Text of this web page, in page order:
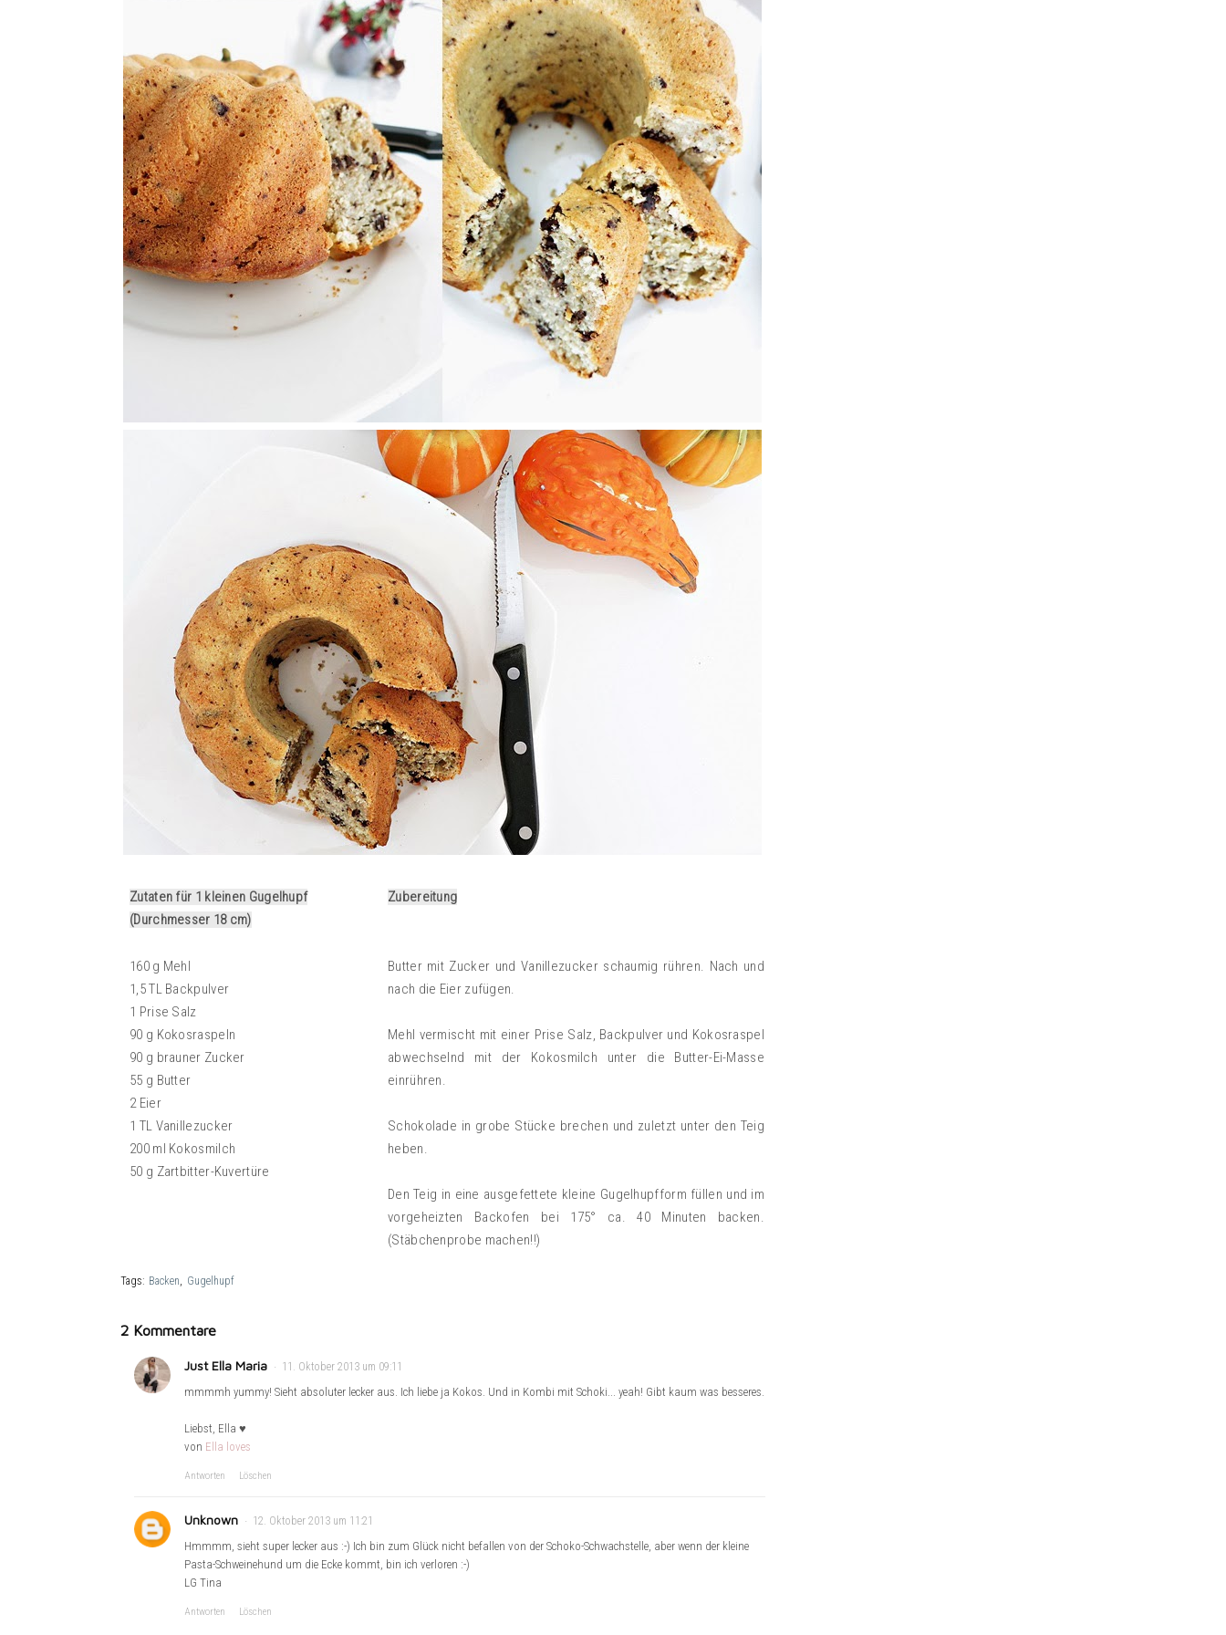
Zutaten für 1 kleinen Gugelhupf
(Durchmesser 18 cm)
Zubereitung
160 g Mehl
1,5 TL Backpulver
1 Prise Salz
90 g Kokosraspeln
90 g brauner Zucker
55 g Butter
2 Eier
1 TL Vanillezucker
200 ml Kokosmilch
50 g Zartbitter-Kuvertüre
Butter mit Zucker und Vanillezucker schaumig rühren. Nach und
nach die Eier zufügen.
Mehl vermischt mit einer Prise Salz, Backpulver und Kokosraspel
abwechselnd mit der Kokosmilch unter die Butter-Ei-Masse
einrühren.
Schokolade in grobe Stücke brechen und zuletzt unter den Teig
heben.
Den Teig in eine ausgefettete kleine Gugelhupfform füllen und im
vorgeheizten Backofen bei 175° ca. 40 Minuten backen.
(Stäbchenprobe machen!!)
Tags: Backen Gugelhupf
2 Kommentare
Just Ella Maria 11. Oktober 2013 um 09:11
mmmmh yummy! Sieht absoluter lecker aus. Ich liebe ja Kokos. Und in Kombi mit Schoki... yeah! Gibt kaum was besseres.
Liebst, Ella ♥
von Ella loves
Antworten Löschen
Unknown 12. Oktober 2013 um 11:21
Hmmmm, sieht super lecker aus :-) Ich bin zum Glück nicht befallen von der Schoko-Schwachstelle, aber wenn der kleine
Pasta-Schweinehund um die Ecke kommt, bin ich verloren :-)
LG Tina
Antworten Löschen